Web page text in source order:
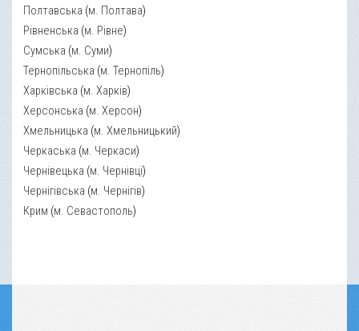
Полтавська (м. Полтава)
Рівненська (м. Рівне)
Сумська (м. Суми)
Тернопільська (м. Тернопіль)
Харківська (м. Харків)
Херсонська (м. Херсон)
Хмельницька (м. Хмельницький)
Черкаська (м. Черкаси)
Чернівецька (м. Чернівці)
Чернігівська (м. Чернігів)
Крим (м. Севастополь)